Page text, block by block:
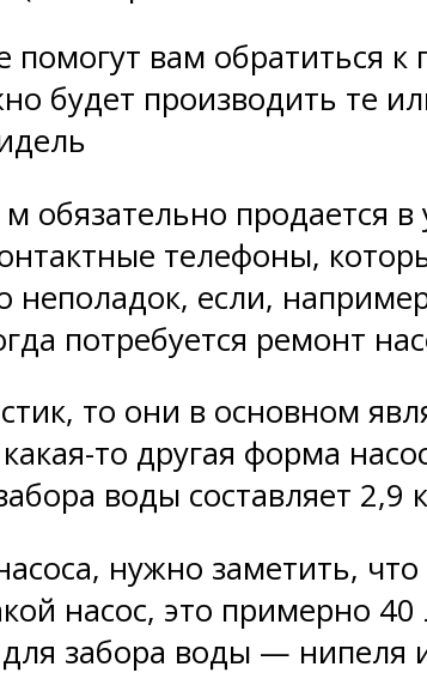
вам обратиться к
будет производить те
обязательно продается в
телефоны,
неполадок, если,
потребуется ремонт
то они в основном
то другая форма
воды составляет 2,9
нужно заметить,
насос, это примерно
забора воды — нипеля